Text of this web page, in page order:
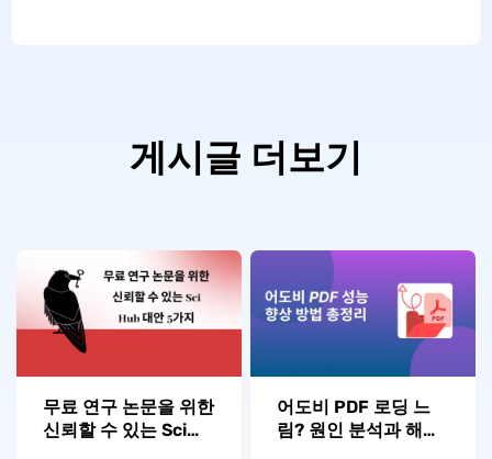
게시글 더보기
무료 연구 논문을 위한
신뢰할 수 있는 Sci
어도비 PDF 로딩 느
림? 원인 분석과 해결